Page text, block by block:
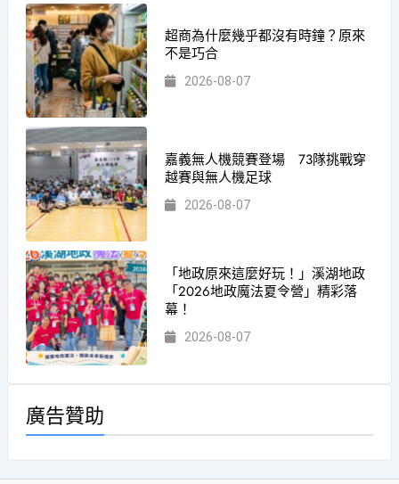
超商為什麼幾乎都沒有時鐘？原來
不是巧合
2026-08-07
嘉義無人機競賽登場 73隊挑戰穿
越賽與無人機足球
2026-08-07
「地政原來這麼好玩！」溪湖地政
「2026地政魔法夏令營」精彩落
幕！
2026-08-07
廣告贊助